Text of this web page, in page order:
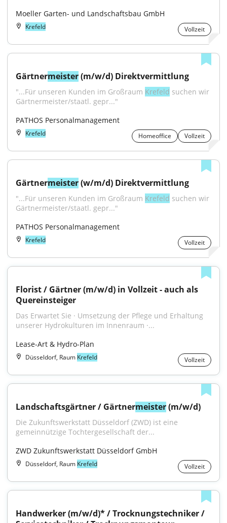
Moeller Garten- und Landschaftsbau GmbH
Krefeld Vollzeit
Gärtnermeister (m/w/d) Direktvermittlung
"...Für unseren Kunden im Großraum Krefeld suchen wir
Gärtnermeister/staatl. gepr..."
PATHOS Personalmanagement
Krefeld Homeoffice Vollzeit
Gärtnermeister (w/m/d) Direktvermittlung
"...Für unseren Kunden im Großraum Krefeld suchen wir
Gärtnermeister/staatl. gepr..."
PATHOS Personalmanagement
Krefeld Vollzeit
Florist / Gärtner (m/w/d) in Vollzeit - auch als
Quereinsteiger
Das Erwartet Sie · Umsetzung der Pflege und Erhaltung
unserer Hydrokulturen im Innenraum ·...
Lease-Art & Hydro-Plan
Düsseldorf, Raum Krefeld Vollzeit
Landschaftsgärtner / Gärtnermeister (m/w/d)
Die Zukunftswerkstatt Düsseldorf (ZWD) ist eine
gemeinnützige Tochtergesellschaft der...
ZWD Zukunftswerkstatt Düsseldorf GmbH
Düsseldorf, Raum Krefeld Vollzeit
Handwerker (m/w/d)* / Trocknungstechniker /